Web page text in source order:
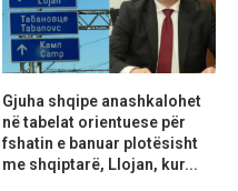
Gjuha shqipe anashkalohet
në tabelat orientuese për
fshatin e banuar plotësisht
me shqiptarë, Llojan, kur...